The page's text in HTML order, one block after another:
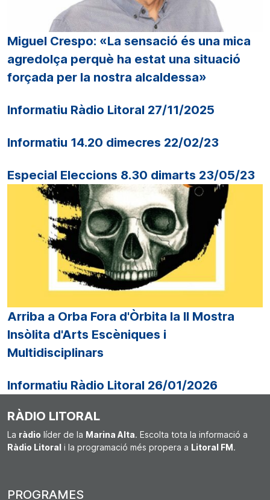
Miguel Crespo: «La sensació és una mica
agredolça perquè ha estat una situació
forçada per la nostra alcaldessa»
Informatiu Ràdio Litoral 27/11/2025
Informatiu 14.20 dimecres 22/02/23
Especial Eleccions 8.30 dimarts 23/05/23
Arriba a Orba Fora d'Òrbita la II Mostra
Insòlita d'Arts Escèniques i
Multidisciplinars
Informatiu Ràdio Litoral 26/01/2026
RÀDIO LITORAL
La ràdio líder de la Marina Alta. Escolta tota la informació a
Ràdio Litoral i la programació més propera a Litoral FM.
PROGRAMES